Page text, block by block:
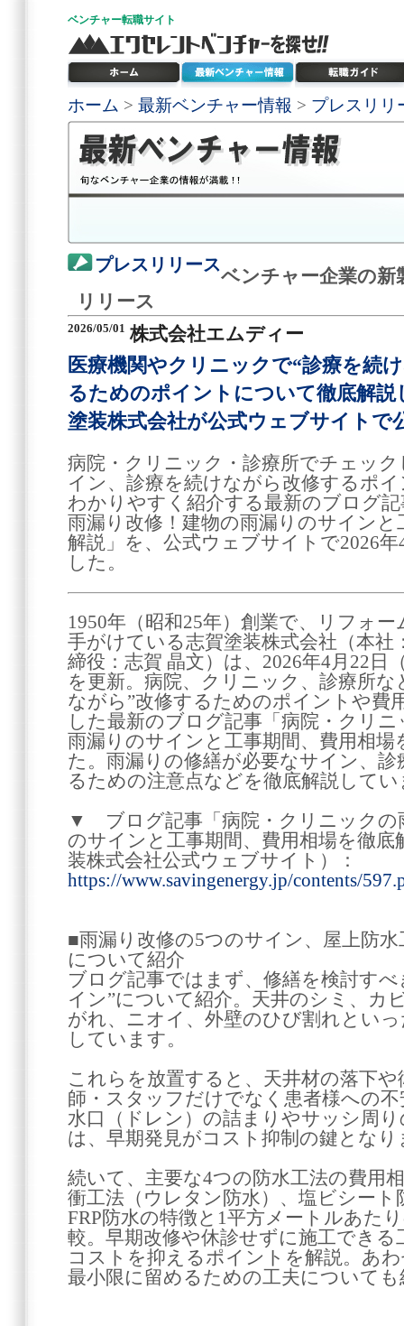
ベンチャー転職サイト
ホーム > 最新ベンチャー情報 > プレスリリ
プレスリリース
ベンチャー企業の新
リリース
2026/05/01 株式会社エムディー
医療機関やクリニックで“診療を続
るためのポイントについて徹底解
塗装株式会社が公式ウェブサイトで
病院・クリニック・診療所でチェッ
イン、診療を続けながら改修するポ
わかりやすく紹介する最新のブログ
雨漏り改修！建物の雨漏りのサインと
解説」を、公式ウェブサイトで2026
した。
1950年（昭和25年）創業で、リフォ
手がけている志賀塗装株式会社（本社
締役：志賀 晶文）は、2026年4月22日
を更新。病院、クリニック、診療所
ながら”改修するためのポイントや費
した最新のブログ記事「病院・クリ
雨漏りのサインと工事期間、費用相
た。雨漏りの修繕が必要なサイン、
るための注意点などを徹底解説してい
▼ ブログ記事「病院・クリニックの
のサインと工事期間、費用相場を徹底
装株式会社公式ウェブサイト）：
https://www.savingenergy.jp/contents/
■雨漏り改修の5つのサイン、屋上防
について紹介
ブログ記事ではまず、修繕を検討す
イン”について紹介。天井のシミ、カ
がれ、ニオイ、外壁のひび割れとい
しています。
これらを放置すると、天井材の落下
師・スタッフだけでなく患者様への
水口（ドレン）の詰まりやサッシ周
は、早期発見がコスト抑制の鍵となり
続いて、主要な4つの防水工法の費用
衝工法（ウレタン防水）、塩ビシー
FRP防水の特徴と1平方メートルあた
較。早期改修や休診せずに施工でき
コストを抑えるポイントを解説。あ
最小限に留めるための工夫について